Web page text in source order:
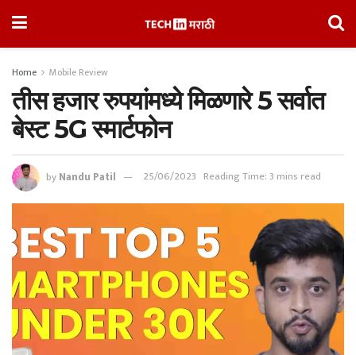
Home Mobile Review
तीस हजार रुपयांमध्ये मिळणारे 5 सर्वात
बेस्ट 5G स्मार्टफोन
byNandu Patil 25/06/2023 Reading Time: 3 mins read